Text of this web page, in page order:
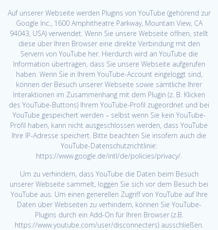
Auf unserer Webseite werden Plugins von YouTube (gehörend zur
Google Inc., 1600 Amphitheatre Parkway, Mountain View, CA
94043, USA) verwendet. Wenn Sie unsere Webseite öffnen, stellt
diese über Ihren Browser eine direkte Verbindung mit den
Servern von YouTube her. Hierdurch wird an YouTube die
Information übertragen, dass Sie unsere Webseite aufgerufen
haben. Wenn Sie in Ihrem YouTube-Account eingeloggt sind,
können der Besuch unserer Webseite sowie sämtliche Ihrer
Interaktionen im Zusammenhang mit dem Plugin (z. B. Klicken
des YouTube-Buttons) Ihrem YouTube-Profil zugeordnet und bei
YouTube gespeichert werden – selbst wenn Sie kein YouTube-
Profil haben, kann nicht ausgeschlossen werden, dass YouTube
Ihre IP-Adresse speichert. Bitte beachten Sie insofern auch die
YouTube-Datenschutzrichtlinie:
https://www.google.de/intl/de/policies/privacy/.
Um zu verhindern, dass YouTube die Daten beim Besuch
unserer Webseite sammelt, loggen Sie sich vor dem Besuch bei
YouTube aus. Um einen generellen Zugriff von YouTube auf Ihre
Daten über Webseiten zu verhindern, können Sie YouTube-
Plugins durch ein Add-On für Ihren Browser (z.B.
https://www.youtube.com/user/disconnecters) ausschließen.